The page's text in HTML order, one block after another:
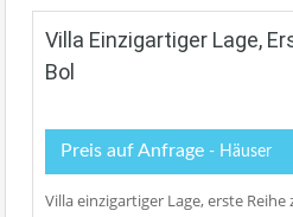
Villa Einzigartiger Lage,
Bol
Preis auf Anfrage - Häuser
Villa einzigartiger Lage, erste